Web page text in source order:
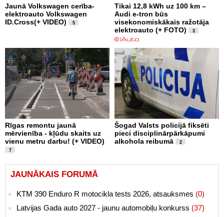
Jaunā Volkswagen cerība-
elektroauto Volkswagen
ID.Cross(+ VIDEO)
5
Tikai 12,8 kWh uz 100 km –
Audi e-tron būs
visekonomiskākais ražotāja
elektroauto (+ FOTO)
3
Rīgas remontu jaunā
mērvienība - kļūdu skaits uz
vienu metru darbu! (+ VIDEO)
7
Šogad Valsts policijā fiksēti
pieci disciplinārpārkāpumi
alkohola reibumā
2
JAUNĀKAIS FORUMĀ
KTM 390 Enduro R motocikla tests 2026, atsauksmes (0)
Latvijas Gada auto 2027 - jaunu automobiļu konkurss (37)